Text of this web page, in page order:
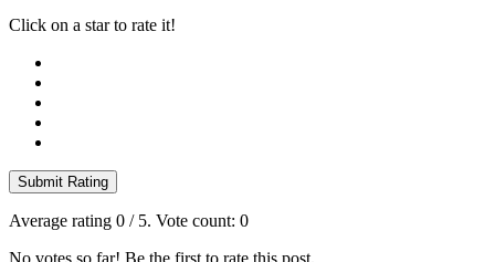
Click on a star to rate it!
Submit Rating
Average rating 0 / 5. Vote count: 0
No votes so far! Be the first to rate this post.